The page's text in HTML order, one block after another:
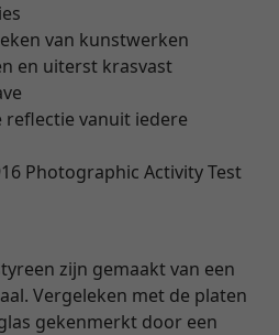
van kunstwerken
en uiterst krasvast
vanuit iedere
Photographic Activity Test
zijn gemaakt van een
Vergeleken met de platen
gekenmerkt door een